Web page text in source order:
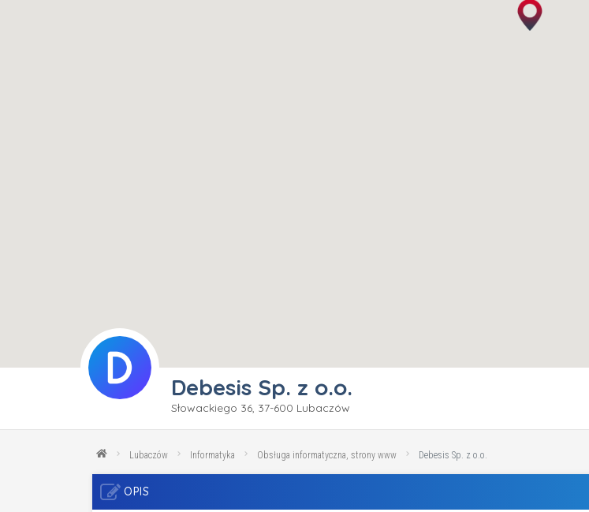
Debesis Sp. z o.o.
Słowackiego 36, 37-600 Lubaczów
Lubaczów Informatyka Obsługa informatyczna, strony www Debesis Sp. z o.o.
OPIS